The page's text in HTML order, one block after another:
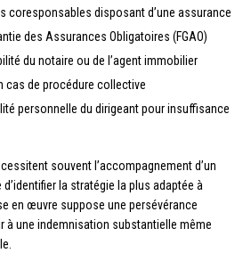
coresponsables disposant d’une assurance
des Assurances Obligatoires (FGAO)
du notaire ou de l’agent immobilier
cas de procédure collective
personnelle du dirigeant pour insuffisance
souvent l’accompagnement d’un
la stratégie la plus adaptée à
en œuvre suppose une persévérance
à une indemnisation substantielle même